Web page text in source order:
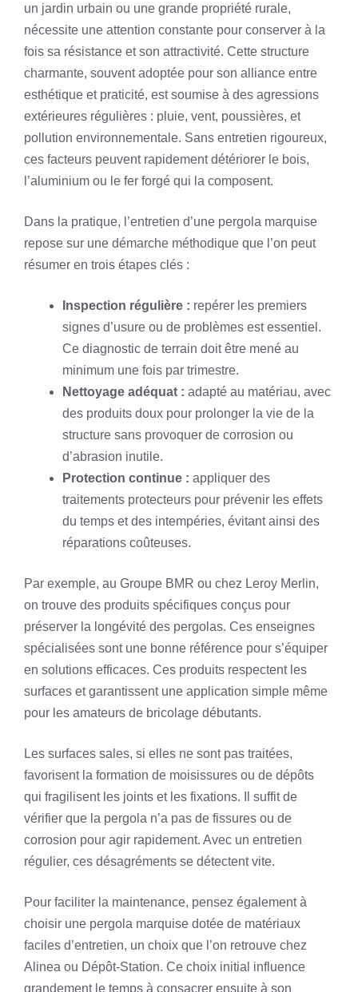
un jardin urbain ou une grande propriété rurale,
nécessite une attention constante pour conserver à la
fois sa résistance et son attractivité. Cette structure
charmante, souvent adoptée pour son alliance entre
esthétique et praticité, est soumise à des agressions
extérieures régulières : pluie, vent, poussières, et
pollution environnementale. Sans entretien rigoureux,
ces facteurs peuvent rapidement détériorer le bois,
l’aluminium ou le fer forgé qui la composent.
Dans la pratique, l’entretien d’une pergola marquise
repose sur une démarche méthodique que l’on peut
résumer en trois étapes clés :
Inspection régulière : repérer les premiers
signes d’usure ou de problèmes est essentiel.
Ce diagnostic de terrain doit être mené au
minimum une fois par trimestre.
Nettoyage adéquat : adapté au matériau, avec
des produits doux pour prolonger la vie de la
structure sans provoquer de corrosion ou
d’abrasion inutile.
Protection continue : appliquer des
traitements protecteurs pour prévenir les effets
du temps et des intempéries, évitant ainsi des
réparations coûteuses.
Par exemple, au Groupe BMR ou chez Leroy Merlin,
on trouve des produits spécifiques conçus pour
préserver la longévité des pergolas. Ces enseignes
spécialisées sont une bonne référence pour s’équiper
en solutions efficaces. Ces produits respectent les
surfaces et garantissent une application simple même
pour les amateurs de bricolage débutants.
Les surfaces sales, si elles ne sont pas traitées,
favorisent la formation de moisissures ou de dépôts
qui fragilisent les joints et les fixations. Il suffit de
vérifier que la pergola n’a pas de fissures ou de
corrosion pour agir rapidement. Avec un entretien
régulier, ces désagréments se détectent vite.
Pour faciliter la maintenance, pensez également à
choisir une pergola marquise dotée de matériaux
faciles d’entretien, un choix que l’on retrouve chez
Alinea ou Dépôt-Station. Ce choix initial influence
grandement le temps à consacrer ensuite à son